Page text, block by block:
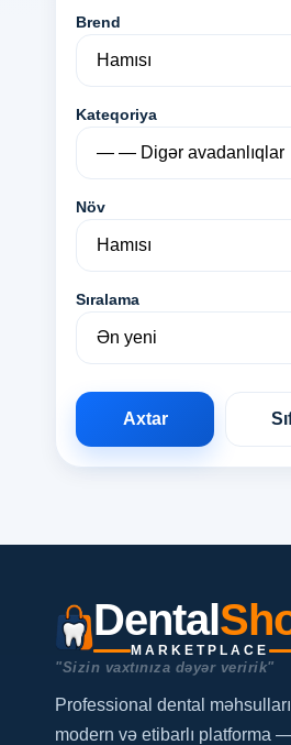
Brend
Kateqoriya
Növ
Sıralama
Axtar
Dental
MARKETPLACE
"Sizin vaxtınıza dəyər veririk"
Professional dental
modern və etibarlı platforma